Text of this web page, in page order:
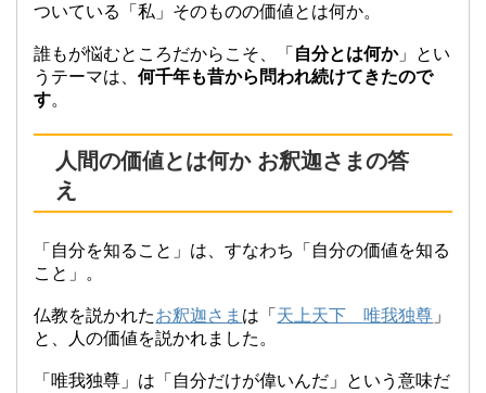
ついている「私」そのものの価値とは何か。
誰もが悩むところだからこそ、「 自分とは何か」とい
うテーマは、何千年も昔から問われ続けてきたので
す。
人間の価値とは何か お釈迦さまの答
え
「自分を知ること」は、すなわち「自分の価値を知る
こと」。
仏教を説かれたお釈迦さま は「 天上天下 唯我独尊 」
と、人の価値を説かれました。
「唯我独尊」は「自分だけが偉いんだ」という意味だ